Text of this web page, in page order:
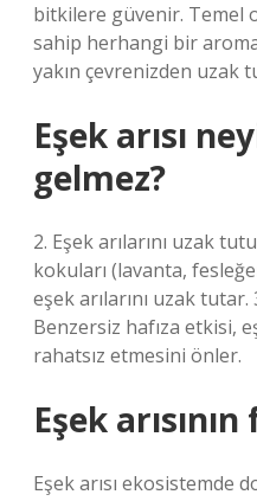
bitkilere güvenir. Temel
sahip herhangi bir
yakın çevrenizden uzak
Eşek arısı
gelmez?
2. Eşek arılarını uzak
kokuları (lavanta,
eşek arılarını uzak tutar.
Benzersiz hafıza etkisi,
rahatsız etmesini önler.
Eşek
Eşek arısı ekosistemde